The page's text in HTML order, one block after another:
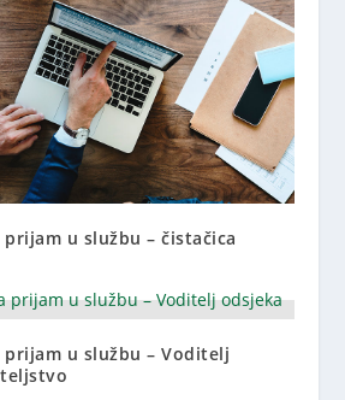
prijam u službu – čistačica
prijam u službu – Voditelj